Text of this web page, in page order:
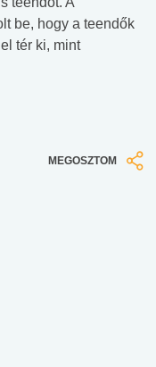
be, hogy a teendők
tér ki, mint
MEGOSZTOM